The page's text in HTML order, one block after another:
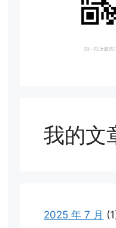
我的文
2025 年 7 月